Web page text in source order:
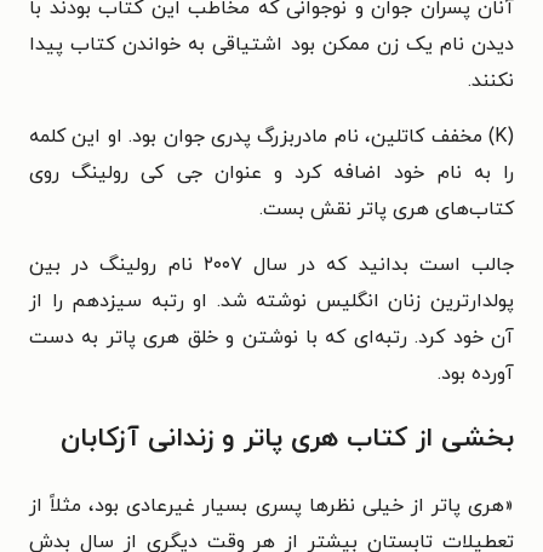
آنان پسران جوان و نوجوانی که مخاطب این کتاب بودند با
دیدن نام یک زن ممکن بود اشتیاقی به خواندن کتاب پیدا
نکنند.
(K) مخفف کاتلین، نام مادربزرگ پدری جوان بود. او این کلمه
را به نام خود اضافه کرد و عنوان جی کی رولینگ روی
کتاب‌های هری پاتر نقش بست.
جالب است بدانید که در سال ۲۰۰۷ نام رولینگ در بین
پولدارترین زنان انگلیس نوشته شد. او رتبه سیزدهم را از
آن خود کرد. رتبه‌ای که با نوشتن و خلق هری پاتر به دست
آورده بود.
بخشی از کتاب هری پاتر و زندانی آزکابان
«هری پاتر از خیلی نظرها پسری بسیار غیرعادی بود، مثلاً از
تعطیلات تابستان بیشتر از هر وقت دیگری از سال بدش